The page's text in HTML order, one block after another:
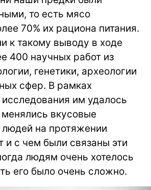
то есть мясо
70% их рациона питания.
к такому выводу в ходе
400 научных работ из
генетики, археологии
сфер. В рамках
им удалось
вкусовые
людей на протяжении
и с чем были связаны эти
людям очень хотелось
его было очень сложно.